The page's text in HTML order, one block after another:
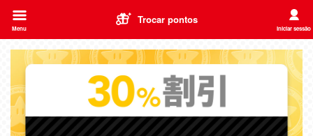
Trocar pontos
Menu Iniciar sessão